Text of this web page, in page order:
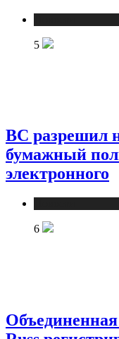
5
ВС разрешил
бумажный
электронного
6